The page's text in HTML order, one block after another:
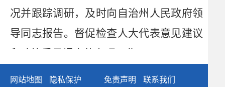
况并跟踪调研，及时向自治州人民政府领
导同志报告。督促检查人大代表意见建议
（四）研究自治州人民政府各部门和
网站地图 隐私保护 免责声明
联系我们